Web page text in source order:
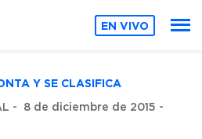
EN VIVO
Y SE CLASIFICA
- 8 de diciembre de 2015 -